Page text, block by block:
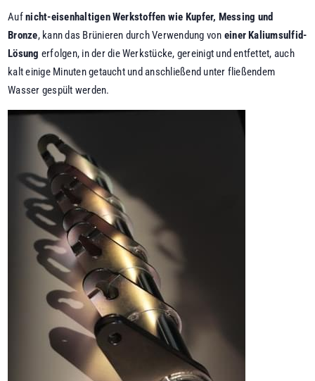
Aufnicht-eisenhaltigen Werkstoffen wie Kupfer, Messing und
Bronze, kann das Brünieren durch Verwendung von einer Kaliumsulfid-
Lösung erfolgen, in der die Werkstücke, gereinigt und entfettet, auch
kalt einige Minuten getaucht und anschließend unter fließendem
Wasser gespült werden.